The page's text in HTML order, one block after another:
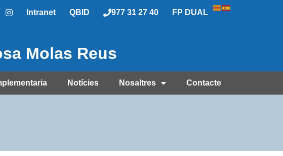
Intranet QBID 977 31 27 40 FP DUAL
Molas Reus
Notícies Nosaltres Contacte